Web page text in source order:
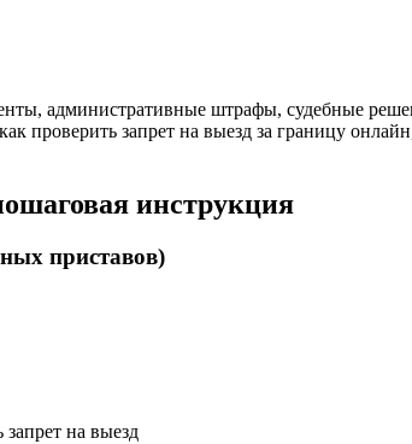
административные штрафы, судебные
проверить запрет на выезд за границу
инструкция
приставов)
на выезд